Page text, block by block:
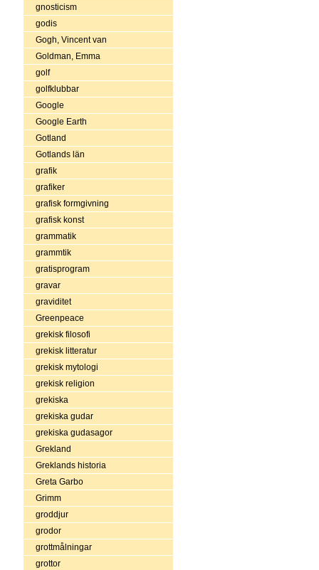
gnosticism
godis
Gogh, Vincent van
Goldman, Emma
golf
golfklubbar
Google
Google Earth
Gotland
Gotlands län
grafik
grafiker
grafisk formgivning
grafisk konst
grammatik
grammtik
gratisprogram
gravar
graviditet
Greenpeace
grekisk filosofi
grekisk litteratur
grekisk mytologi
grekisk religion
grekiska
grekiska gudar
grekiska gudasagor
Grekland
Greklands historia
Greta Garbo
Grimm
groddjur
grodor
grottmålningar
grottor